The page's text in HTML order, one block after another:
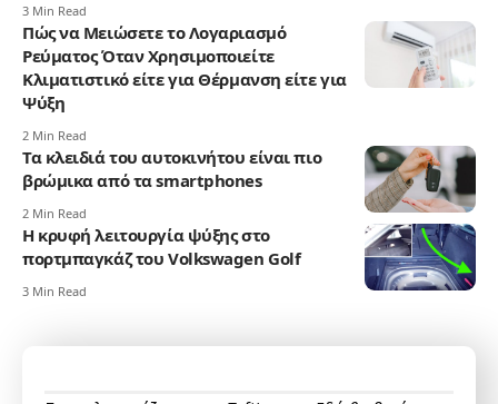
3 Min Read
Πώς να Μειώσετε το Λογαριασμό
Ρεύματος Όταν Χρησιμοποιείτε
Κλιματιστικό είτε για Θέρμανση είτε για
Ψύξη
2 Min Read
Τα κλειδιά του αυτοκινήτου είναι πιο
βρώμικα από τα smartphones
2 Min Read
Η κρυφή λειτουργία ψύξης στο
πορτμπαγκάζ του Volkswagen Golf
3 Min Read